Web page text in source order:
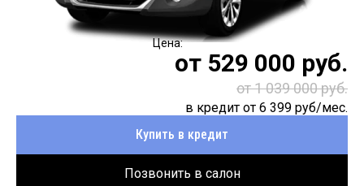
от 529 000 руб.
от 1 039 000 руб.
в кредит от 6 399 руб/мес.
Купить в кредит
Позвонить в салон